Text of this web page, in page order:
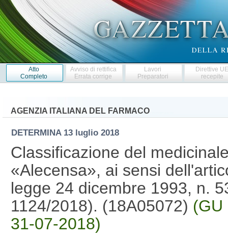
Atto
Completo
Avviso di rettifica
Errata corrige
Lavori
Preparatori
Direttive
recepite
AGENZIA ITALIANA DEL FARMACO
DETERMINA 13 luglio 2018
Classificazione del
«Alecensa», ai sensi
legge 24 dicembre 1993, n.
1124/2018). (18A05072) (GU
31-07-2018)